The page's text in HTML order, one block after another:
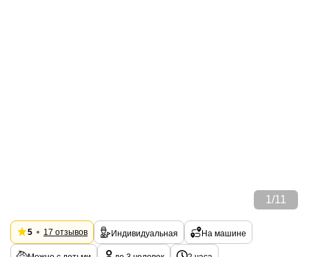
1 /11
5 17 отзывов Индивидуальная На машине